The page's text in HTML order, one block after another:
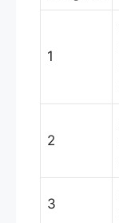
1
2
3